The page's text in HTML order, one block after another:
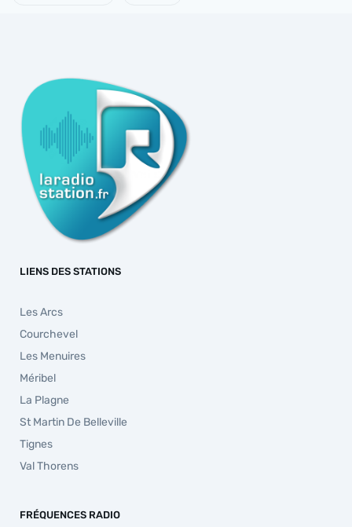
LIENS DES STATIONS
Les Arcs
Courchevel
Les Menuires
Méribel
La Plagne
St Martin De Belleville
Tignes
Val Thorens
FRÉQUENCES RADIO